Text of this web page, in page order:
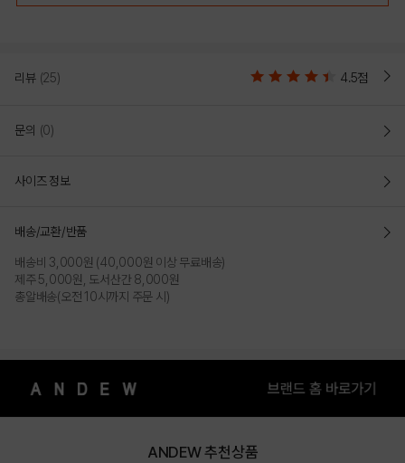
리뷰 (25) 4.5점
문의 (0)
사이즈 정보
배송/교환/반품
배송비 3,000원 (40,000원 이상 무료배송)
제주 5,000원, 도서산간 8,000원
총알배송(오전 10시까지 주문 시)
ANDEW 추천상품